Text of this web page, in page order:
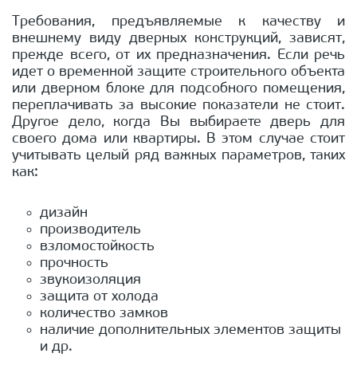
Требования, предъявляемые к качеству и
внешнему виду дверных конструкций, зависят,
прежде всего, от их предназначения. Если речь
идет о временной защите строительного объекта
или дверном блоке для подсобного помещения,
переплачивать за высокие показатели не стоит.
Другое дело, когда Вы выбираете дверь для
своего дома или квартиры. В этом случае стоит
учитывать целый ряд важных параметров, таких
как:
дизайн
производитель
взломостойкость
прочность
звукоизоляция
защита от холода
количество замков
наличие дополнительных элементов защиты
и др.